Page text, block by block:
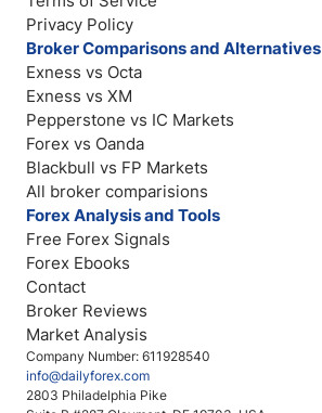
Company Number: 611928540
info@dailyforex.com
2803 Philadelphia Pike
Privacy Policy
Broker Comparisons and Alternatives
Exness vs Octa
Exness vs XM
Pepperstone vs IC Markets
Forex vs Oanda
Blackbull vs FP Markets
All broker comparisions
Forex Analysis and Tools
Free Forex Signals
Forex Ebooks
Contact
Broker Reviews
Market Analysis